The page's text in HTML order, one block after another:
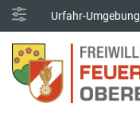
Urfahr-Umgebung